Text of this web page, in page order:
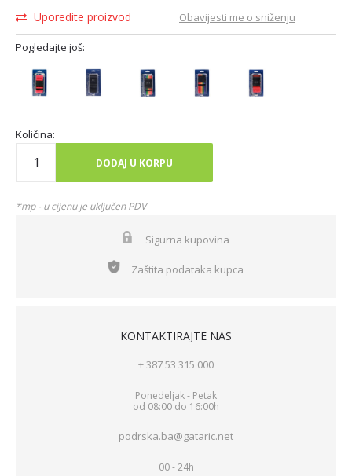
Uporedite proizvod Obavijesti me o sniženju
Pogledajte još:
Količina:
DODAJ U KORPU
*mp - u cijenu je uključen PDV
Sigurna kupovina
Zaštita podataka kupca
KONTAKTIRAJTE NAS
+ 387 53 315 000
Ponedeljak - Petak
od 08:00 do 16:00h
podrska.ba@gataric.net
00 - 24h